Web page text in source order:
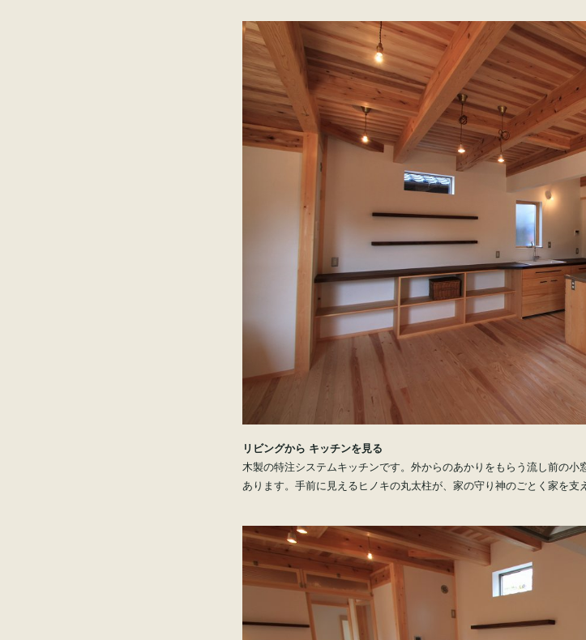
リビングから キッチンを見る
木製の特注システムキッチンです。外からのあかりをもらう流し前の
あります。手前に見えるヒノキの丸太柱が、家の守り神のごとく家を支